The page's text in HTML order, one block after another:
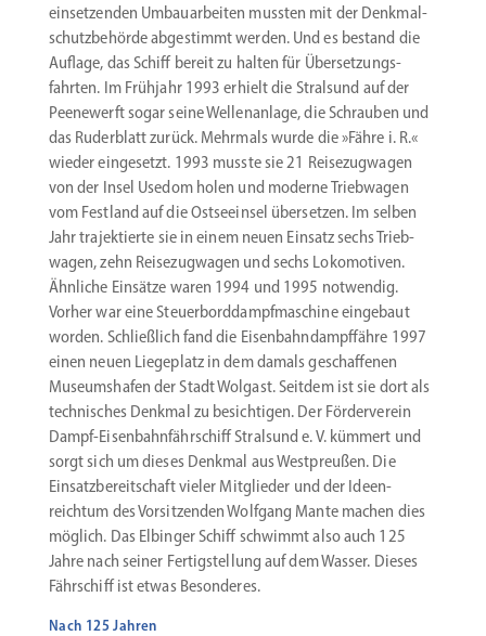
einset­zenden Umbau­ar­beiten mussten mit der Denkmal­
schutz­be­hörde abgestimmt werden. Und es bestand die
Auflage, das Schiff bereit zu halten für Überset­zungs­
fahrten. Im Frühjahr 1993 erhielt die Stralsund auf der
Peene­werft sogar seine Wellen­anlage, die Schrauben und
das Ruder­blatt zurück. Mehrmals wurde die »Fähre i. R.«
wieder einge­setzt. 1993 musste sie 21 Reise­zug­wagen
von der Insel Usedom holen und moderne Trieb­wagen
vom Festland auf die Ostsee­insel übersetzen. Im selben
Jahr trajek­tierte sie in einem neuen Einsatz sechs Trieb­
wagen, zehn Reise­zug­wagen und sechs Lokomo­tiven.
Ähnliche Einsätze waren 1994 und 1995 notwendig.
Vorher war eine Steuer­bord­dampf­ma­schine eingebaut
worden. Schließlich fand die Eisenbahn­dampf­fähre 1997
einen neuen Liege­platz in dem damals geschaf­fenen
Museums­hafen der Stadt Wolgast. Seitdem ist sie dort als
techni­sches Denkmal zu besich­tigen. Der Förder­verein
Dampf-Eisenbahnfährschiff Stralsund e. V. kümmert und
sorgt sich um dieses Denkmal aus Westpreußen. Die
Einsatz­be­reit­schaft vieler Mitglieder und der Ideen­
reichtum des Vorsit­zenden Wolfgang Mante machen dies
möglich. Das Elbinger Schiff schwimmt ­also auch 125
Jahre nach seiner Fertig­stellung auf dem Wasser. Dieses
Fährschiff ist etwas Besonderes.
Nach 125 Jahren